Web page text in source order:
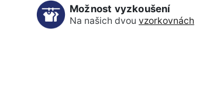
Možnost vyzkoušení
Na našich dvou vzorkovnách